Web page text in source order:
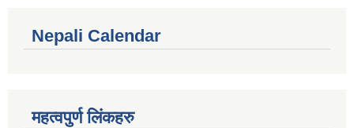
Nepali Calendar
महत्वपुर्ण लिंकहरु